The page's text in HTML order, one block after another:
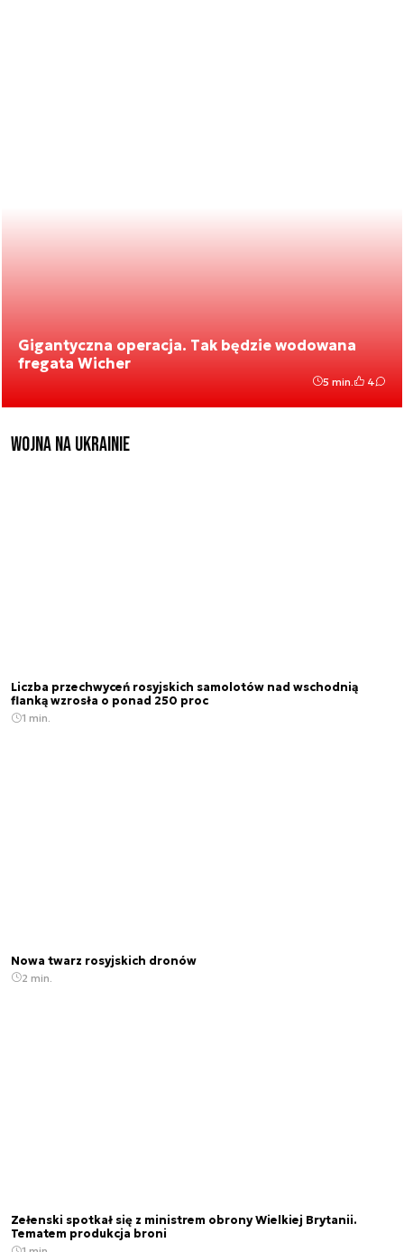
Gigantyczna operacja. Tak będzie wodowana
fregata Wicher
5 min. 4
Wojna na Ukrainie
Liczba przechwyceń rosyjskich samolotów nad wschodnią
flanką wzrosła o ponad 250 proc
1 min.
Nowa twarz rosyjskich dronów
2 min.
Zełenski spotkał się z ministrem obrony Wielkiej Brytanii.
Tematem produkcja broni